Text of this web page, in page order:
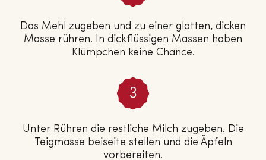
Das Mehl zugeben und zu einer glatten, dicken
Masse rühren. In dickflüssigen Massen haben
Klümpchen keine Chance.
Unter Rühren die restliche Milch zugeben. Die
Teigmasse beiseite stellen und die Äpfeln
vorbereiten.